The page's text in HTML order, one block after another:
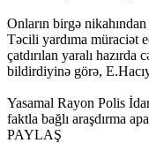
Onların birgə
Təcili yardıma müraciət
çatdırılan yaralı
bildirdiyinə görə,
Yasamal Rayon Polis
faktla bağlı araşdırma
PAYLAŞ